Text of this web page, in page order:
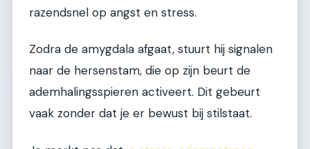
razendsnel op angst en stress.
Zodra de amygdala afgaat, stuurt hij signalen
naar de hersenstam, die op zijn beurt de
ademhalingsspieren activeert. Dit gebeurt
vaak zonder dat je er bewust bij stilstaat.